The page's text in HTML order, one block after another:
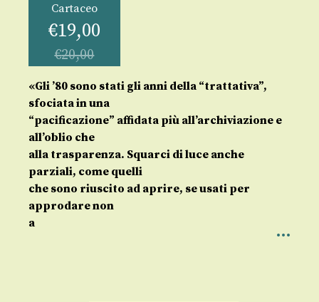
Cartaceo
€19,00
€20,00
«Gli ’80 sono stati gli anni della “trattativa”,
sfociata in una
“pacificazione” affidata più all’archiviazione e
all’oblio che
alla trasparenza. Squarci di luce anche
parziali, come quelli
che sono riuscito ad aprire, se usati per
approdare non
a